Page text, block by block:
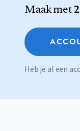
Maak met
Heb je al een